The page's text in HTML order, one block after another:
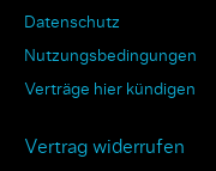
Datenschutz
Nutzungsbedingungen
Verträge hier kündigen
Vertrag widerrufen